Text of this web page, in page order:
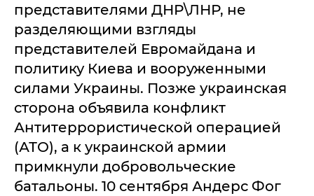
представителями ДНР\ЛНР, не
разделяющими взгляды
представителей Евромайдана и
политику Киева и вооруженными
силами Украины. Позже украинская
сторона объявила конфликт
Антитеррористической операцией
(АТО), а к украинской армии
примкнули добровольческие
батальоны. 10 сентября Андерс Фог